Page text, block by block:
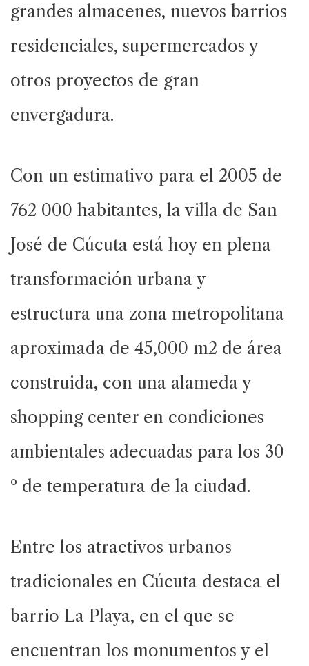
grandes almacenes, nuevos barrios
residenciales, supermercados y
otros proyectos de gran
envergadura.
Con un estimativo para el 2005 de
762 000 habitantes, la villa de San
José de Cúcuta está hoy en plena
transformación urbana y
estructura una zona metropolitana
aproximada de 45,000 m2 de área
construida, con una alameda y
shopping center en condiciones
ambientales adecuadas para los 30
º de temperatura de la ciudad.
Entre los atractivos urbanos
tradicionales en Cúcuta destaca el
barrio La Playa, en el que se
encuentran los monumentos y el